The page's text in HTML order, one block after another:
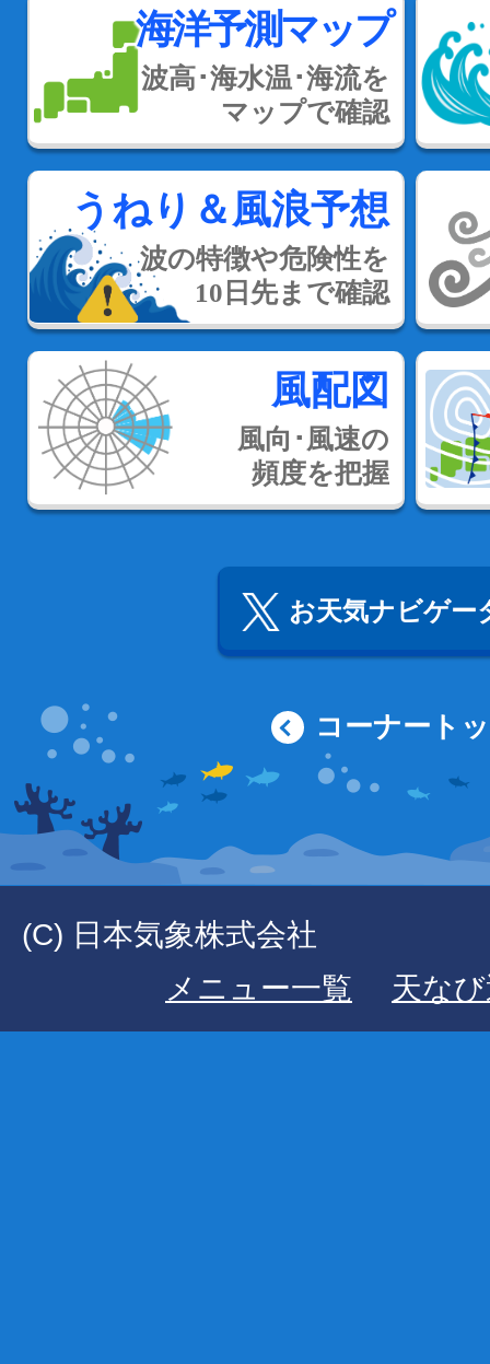
海洋予測マップ
波高･海水温･海流を
マップで確認
うねり＆風浪予想
波の特徴や危険性を
10日先まで確認
風配図
風向･風速の
頻度を把握
お天気ナビゲー
コーナート
(C) 日本気象株式会社
メニュー一覧
天な